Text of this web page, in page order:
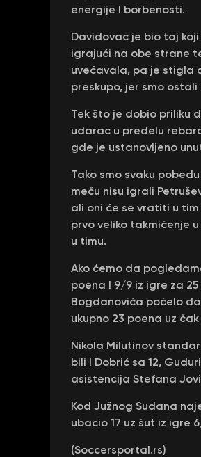
energije I borbenosti.
Davidovac je bio taj
igrajući na obe strane
uvećavala, pa je stigla
preskupo, jer smo
Tek što je dobio priliku
udarac u predelu
gde je ustanovljeno
Tako smo svaku
meču nisu igrali
ali oni će se vratiti u
prvo veliko takmičenje
u timu.
Ako ćemo da
poena I 9/9 iz igre za
Bogdanovića počelo
ukupno 23 poena uz
Nikola Milutinov
bili I Dobrić sa 12,
asistencija Stefana
Kod Južnog Sudana
ubacio 17 uz šut iz igre
(Soccersportal.rs)